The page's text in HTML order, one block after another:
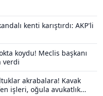
kenti karıştırdı: AKP'li
koydu! Meclis başkanı
verdi
akrabalara! Kavak
işleri, oğula avukatlık...